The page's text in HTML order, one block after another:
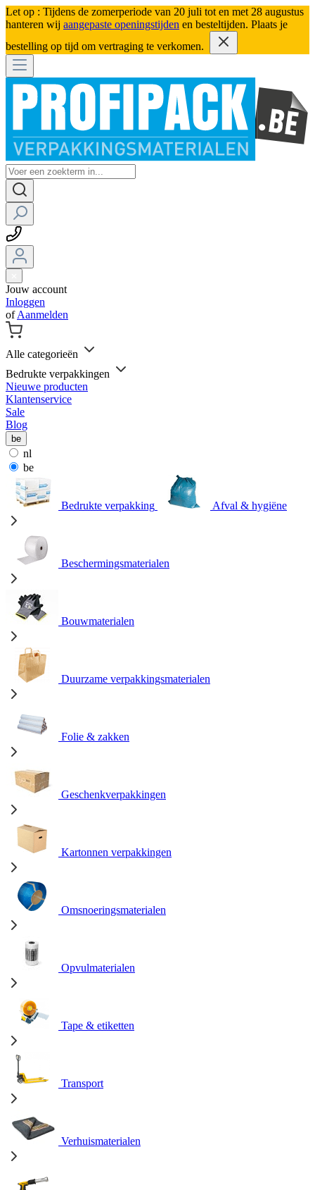
Let op : Tijdens de zomerperiode van 20 juli tot en met 28 augustus
hanteren wij aangepaste openingstijden en besteltijden. Plaats je
bestelling op tijd om vertraging te verkomen.
Jouw account
Inloggen
ofAanmelden
Alle categorieën
Bedrukte verpakkingen
Nieuwe producten
Klantenservice
Sale
Blog
be
nl
be
Bedrukte verpakking Afval & hygiëne
Beschermingsmaterialen
Bouwmaterialen
Duurzame verpakkingsmaterialen
Folie & zakken
Geschenkverpakkingen
Kartonnen verpakkingen
Omsnoeringsmaterialen
Opvulmaterialen
Tape & etiketten
Transport
Verhuismaterialen